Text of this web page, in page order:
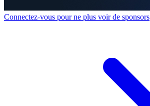
Connectez-vous pour ne plus voir de sponsors